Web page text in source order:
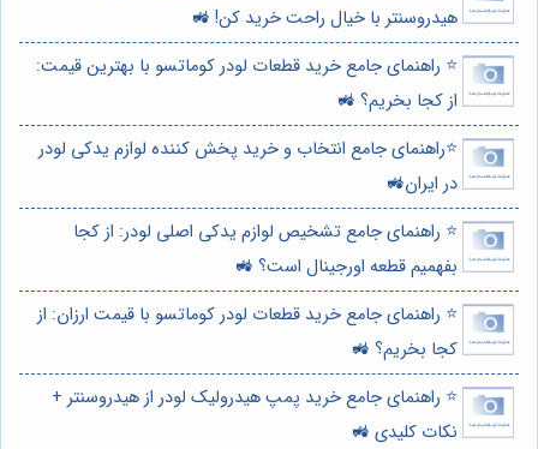
هیدروسنتر با خیال راحت خرید کن! 🚜
⭐️ راهنمای جامع خرید قطعات لودر کوماتسو با بهترین قیمت:
از کجا بخریم؟ 🚜
⭐️راهنمای جامع انتخاب و خرید پخش کننده لوازم یدکی لودر
در ایران🚜
⭐️ راهنمای جامع تشخیص لوازم یدکی اصلی لودر: از کجا
بفهمیم قطعه اورجینال است؟ 🚜
⭐️ راهنمای جامع خرید قطعات لودر کوماتسو با قیمت ارزان: از
کجا بخریم؟ 🚜
⭐️ راهنمای جامع خرید پمپ هیدرولیک لودر از هیدروسنتر +
نکات کلیدی 🚜